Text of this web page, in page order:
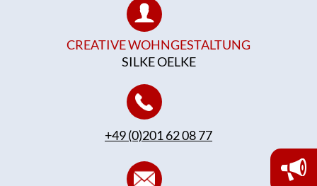
CREATIVE WOHNGESTALTUNG
SILKE OELKE
+49 (0)201 62 08 77